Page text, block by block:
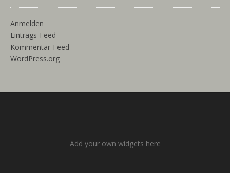
Anmelden
Eintrags-Feed
Kommentar-Feed
WordPress.org
Add your own widgets here